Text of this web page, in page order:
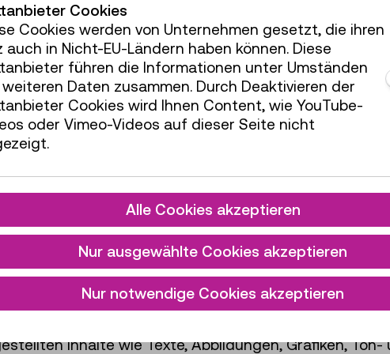
den Betrieb der gegenständlichen Website und
oder sonstige Schäden, unabhängig von
der Daten und Informationen dieser Website
behält sich das Recht vor, die Inhalte und Angebote
oder dauerhaft zu ändern, zu ergänzen oder zu
die in ihrer jeweils aktuellen Version maßgeblich sind.
übernimmt keine Haftung für Inhalte Dritter, auf die
und für eventuell daraus resultierender Schäden
Einfluss auf die aktuelle oder zukünftige
davon. Sollten direkte oder indirekte Verweise
anmarketing@tmw.at– wir werden nach Prüfung
Inhalte wie Texte, Abbildungen, Grafiken,
Cookies
Cookies werden von Unternehmen gesetzt, die ihren
auch in Nicht-EU-Ländern haben können. Diese
führen die Informationen unter Umständen
Daten zusammen. Durch Deaktivieren der
Cookies wird Ihnen Content, wie YouTube-
oder Vimeo-Videos auf dieser Seite nicht
Alle Cookies akzeptieren
Nur ausgewählte Cookies akzeptieren
Nur notwendige Cookies akzeptieren